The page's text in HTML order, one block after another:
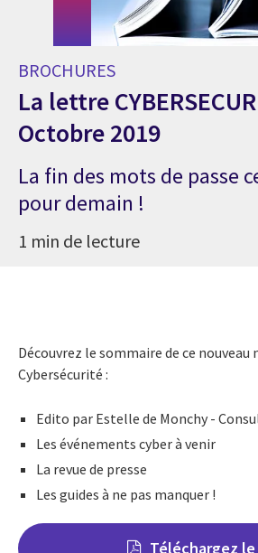
BROCHURES
La lettre
Octobre 2019
La fin des mots de passe
pour demain !
1 min de lecture
Découvrez le sommaire de ce
Cybersécurité :
Edito par Estelle de Monchy -
Les événements cyber à venir
La revue de presse
Les guides à ne pas manquer !
Téléchargez le